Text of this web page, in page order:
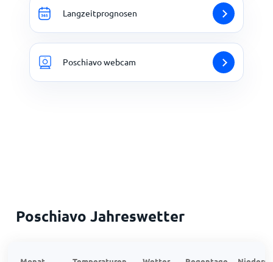
Langzeitprognosen
Poschiavo webcam
Poschiavo Jahreswetter